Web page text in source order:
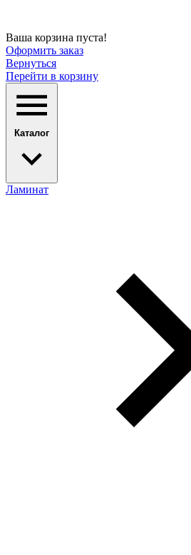
Ваша корзина пуста!
Оформить заказ
Вернуться
Перейти в корзину
Каталог
Ламинат